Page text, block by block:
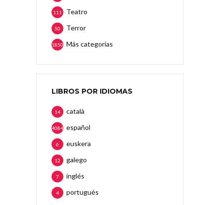
Teatro
111
Terror
50
Más categorias
1850
LIBROS POR IDIOMAS
català
14
español
4084
euskera
6
galego
12
inglés
7
portugués
4